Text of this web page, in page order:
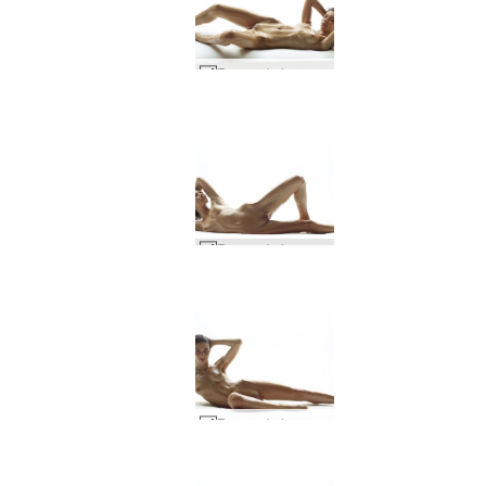
Ruusun kehon määritelmä #17